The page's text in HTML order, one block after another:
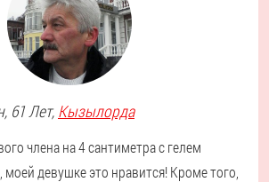
, 61 Лет, Кызылорда
члена на 4 сантиметра с гелем
девушке это нравится! Кроме того,